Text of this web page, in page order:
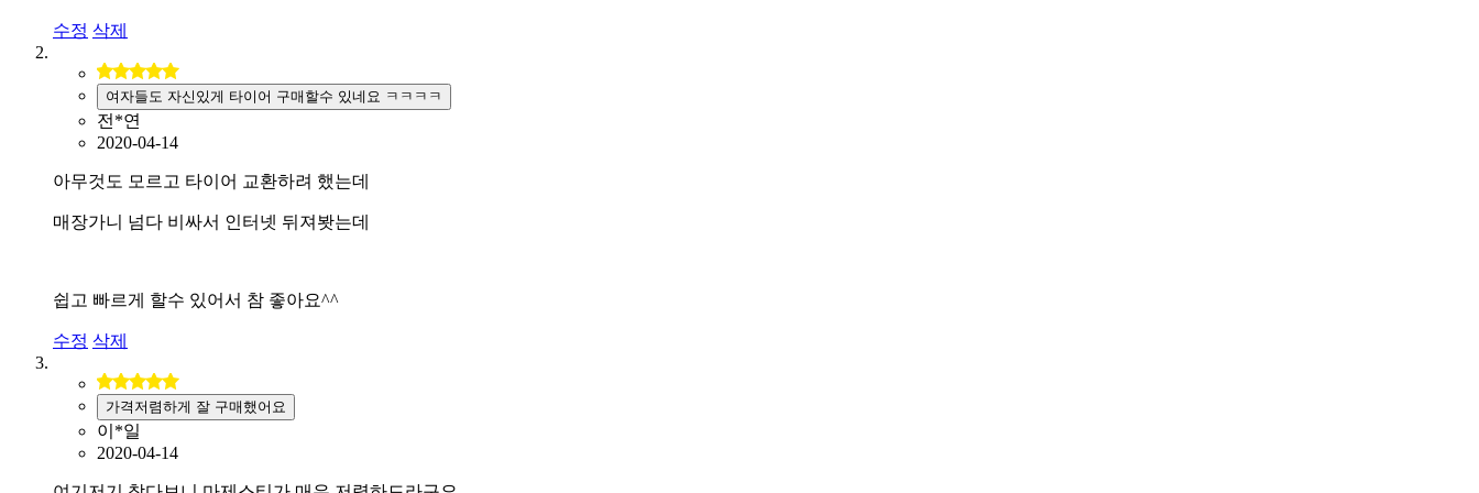
수정 삭제
여자들도 자신있게 타이어 구매할수 있네요 ㅋㅋㅋㅋ
전*연
2020-04-14
아무것도 모르고 타이어 교환하려 했는데
매장가니 넘다 비싸서 인터넷 뒤져봣는데
쉽고 빠르게 할수 있어서 참 좋아요^^
수정 삭제
가격저렴하게 잘 구매했어요
이*일
2020-04-14